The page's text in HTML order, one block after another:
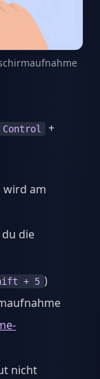
Control +
wird am
die
+ 5 )
nicht